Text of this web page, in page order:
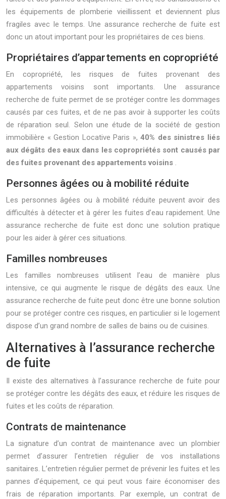
les équipements de plomberie vieillissent et deviennent plus
fragiles avec le temps. Une assurance recherche de fuite est
donc un atout important pour les propriétaires de ces biens.
Propriétaires d’appartements en copropriété
En copropriété, les risques de fuites provenant des
appartements voisins sont importants. Une assurance
recherche de fuite permet de se protéger contre les dommages
causés par ces fuites, et de ne pas avoir à supporter les coûts
de réparation seul. Selon une étude de la société de gestion
immobilière « Gestion Locative Paris »,40% des sinistres liés
aux dégâts des eaux dans les copropriétés sont causés par
des fuites provenant des appartements voisins .
Personnes âgées ou à mobilité réduite
Les personnes âgées ou à mobilité réduite peuvent avoir des
difficultés à détecter et à gérer les fuites d’eau rapidement. Une
assurance recherche de fuite est donc une solution pratique
pour les aider à gérer ces situations.
Familles nombreuses
Les familles nombreuses utilisent l’eau de manière plus
intensive, ce qui augmente le risque de dégâts des eaux. Une
assurance recherche de fuite peut donc être une bonne solution
pour se protéger contre ces risques, en particulier si le logement
dispose d’un grand nombre de salles de bains ou de cuisines.
Alternatives à l’assurance recherche
de fuite
Il existe des alternatives à l’assurance recherche de fuite pour
se protéger contre les dégâts des eaux, et réduire les risques de
fuites et les coûts de réparation.
Contrats de maintenance
La signature d’un contrat de maintenance avec un plombier
permet d’assurer l’entretien régulier de vos installations
sanitaires. L’entretien régulier permet de prévenir les fuites et les
pannes d’équipement, ce qui peut vous faire économiser des
frais de réparation importants. Par exemple, un contrat de